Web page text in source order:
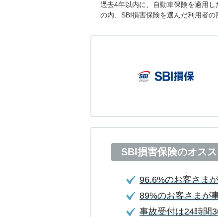
過去4年以内に、自動車保険を適用
の内、SBI損害保険を選んだ利用者の
SBI損害保険のオスス
96.6%のお客さま
89%のお客さまが
事故受付は24時間